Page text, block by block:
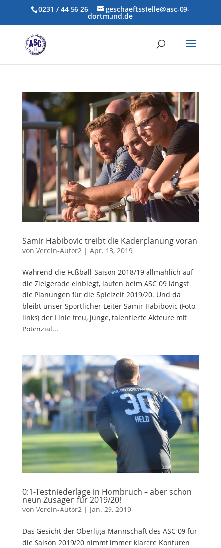
0231 / 44 56 26 geschaeftsstelle@asc-09-
dortmund.de
Samir Habibovic treibt die Kaderplanung voran
von Verein-Autor2 | Apr. 13, 2019
Während die Fußball-Saison 2018/19 allmählich auf
die Zielgerade einbiegt, laufen beim ASC 09 längst
die Planungen für die Spielzeit 2019/20. Und da
bleibt unser Sportlicher Leiter Samir Habibovic (Foto,
links) der Linie treu, junge, talentierte Akteure mit
Potenzial...
0:1-Testniederlage in Hombruch – aber schon
neun Zusagen für 2019/20!
von Verein-Autor2 | Jan. 29, 2019
Das Gesicht der Oberliga-Mannschaft des ASC 09 für
die Saison 2019/20 nimmt immer klarere Konturen